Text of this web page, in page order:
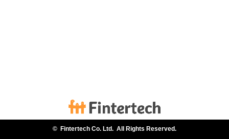
© Fintertech Co. Ltd. All Rights Reserved.